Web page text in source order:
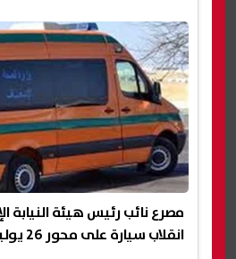
مصرع نائب رئيس هيئة النيابة
انقلاب سيارة على محور 26 يوليو بالجيزة